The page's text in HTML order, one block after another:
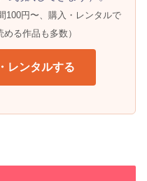
100円〜、購入・レンタルで
る作品も多数）
レンタルする